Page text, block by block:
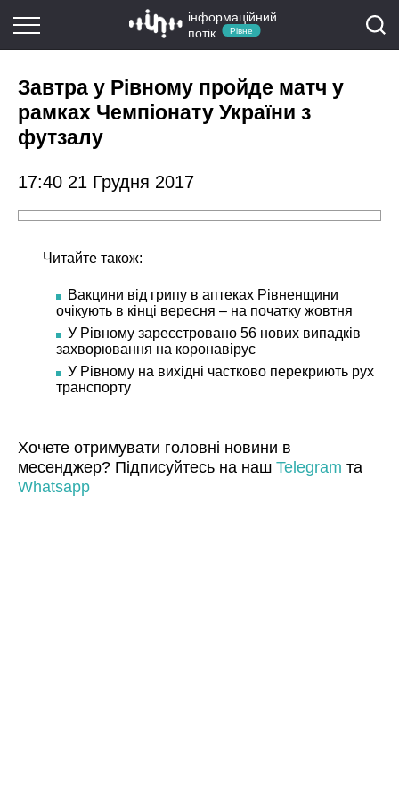
інформаційний
потік
Рівне
Завтра у Рівному пройде матч у
рамках Чемпіонату України з
футзалу
17:40 21 Грудня 2017
Читайте також:
Вакцини від грипу в аптеках Рівненщини
очікують в кінці вересня – на початку жовтня
У Рівному зареєстровано 56 нових випадків
захворювання на коронавірус
У Рівному на вихідні частково перекриють рух
транспорту
Хочете отримувати головні новини в
месенджер? Підписуйтесь на наш Telegram та
Whatsapp